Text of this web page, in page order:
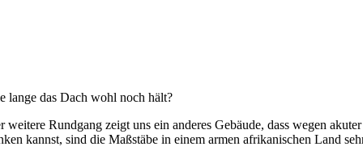
lange das Dach wohl noch hält?
weitere Rundgang zeigt uns ein anderes Gebäude, dass wegen
kannst, sind die Maßstäbe in einem armen afrikanischen Land